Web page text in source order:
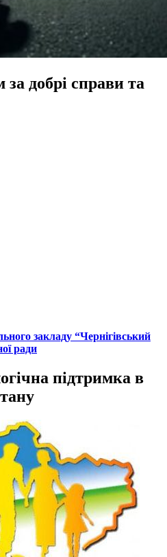
добрі справи та
закладу “Чернігівський
ради
підтримка в